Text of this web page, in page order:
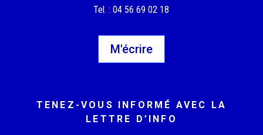
Tel. : 04 56 69 02 18
M'écrire
TENEZ-VOUS INFORMÉ AVEC LA
LETTRE D’INFO